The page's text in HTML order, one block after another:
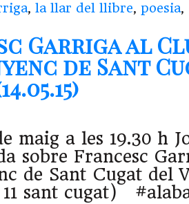
, la llar del llibre, poesia,
Garriga al
de Sant
maig a les 19.30 h
sobre Francesc
de Sant Cugat del
11 sant cugat)